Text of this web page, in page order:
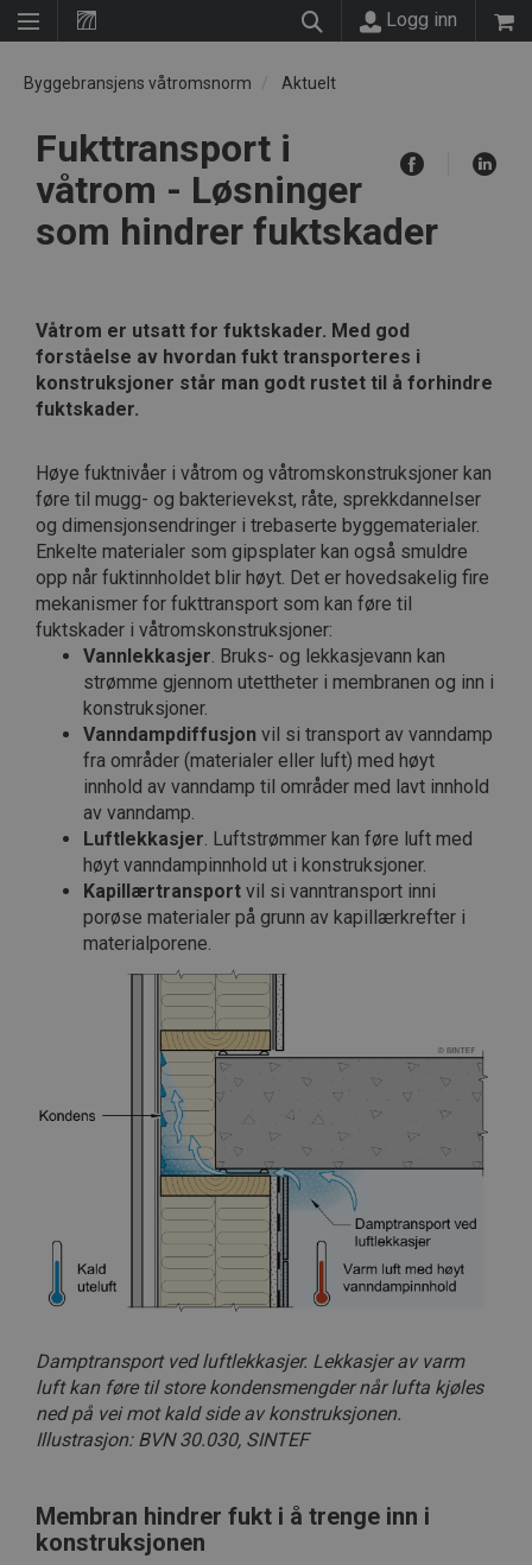
Logg inn
Byggebransjens våtromsnorm Aktuelt
Fukttransport i
våtrom - Løsninger
som hindrer fuktskader
Våtrom er utsatt for fuktskader. Med god
forståelse av hvordan fukt transporteres i
konstruksjoner står man godt rustet til å forhindre
fuktskader.
Høye fuktnivåer i våtrom og våtromskonstruksjoner kan
føre til mugg- og bakterievekst, råte, sprekkdannelser
og dimensjonsendringer i trebaserte byggematerialer.
Enkelte materialer som gipsplater kan også smuldre
opp når fuktinnholdet blir høyt. Det er hovedsakelig fire
mekanismer for fukttransport som kan føre til
fuktskader i våtromskonstruksjoner:
Vannlekkasjer. Bruks- og lekkasjevann kan
strømme gjennom utettheter i membranen og inn i
konstruksjoner.
Vanndampdiffusjon vil si transport av vanndamp
fra områder (materialer eller luft) med høyt
innhold av vanndamp til områder med lavt innhold
av vanndamp.
Luftlekkasjer. Luftstrømmer kan føre luft med
høyt vanndampinnhold ut i konstruksjoner.
Kapillærtransport vil si vanntransport inni
porøse materialer på grunn av kapillærkrefter i
materialporene.
Damptransport ved luftlekkasjer. Lekkasjer av varm
luft kan føre til store kondensmengder når lufta kjøles
ned på vei mot kald side av konstruksjonen.
Illustrasjon: BVN 30.030, SINTEF
Membran hindrer fukt i å trenge inn i
konstruksjonen